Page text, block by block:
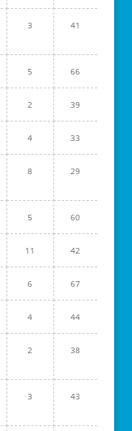
3 41
5 66
2 39
4 33
8 29
5 60
11 42
6 67
4 44
2 38
3 43